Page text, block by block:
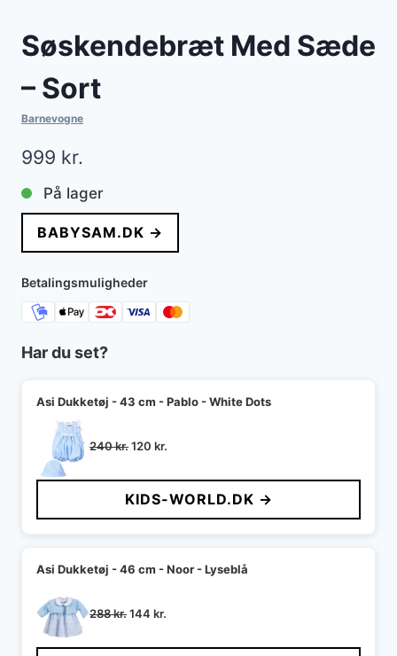
Søskendebræt Med Sæde
– Sort
Barnevogne
999 kr.
På lager
BABYSAM.DK →
Betalingsmuligheder
Har du set?
Asi Dukketøj - 43 cm - Pablo - White Dots
240kr.Den
pris
var:
240 kr..
120 kr.
pris
er:
120 kr..
KIDS-WORLD.DK →
Asi Dukketøj - 46 cm - Noor - Lyseblå
288kr.Den
pris
144 kr.
pris